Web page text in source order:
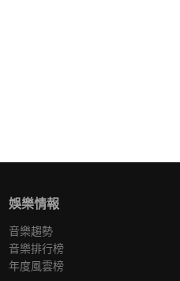
娛樂情報
音樂趨勢
音樂排行榜
年度風雲榜